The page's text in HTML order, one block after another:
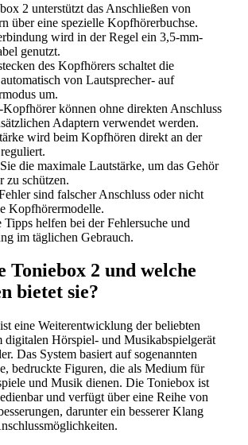
2 unterstützt das Anschließen von
über eine spezielle Kopfhörerbuchse.
wird in der Regel ein 3,5-mm-
genutzt.
des Kopfhörers schaltet die
von Lautsprecher- auf
um.
können ohne direkten Anschluss
Adaptern verwendet werden.
wird beim Kopfhören direkt an der
die maximale Lautstärke, um das Gehör
zu schützen.
sind falscher Anschluss oder nicht
Kopfhörermodelle.
Tipps helfen bei der Fehlersuche und
im täglichen Gebrauch.
Toniebox 2 und welche
bietet sie?
eine Weiterentwicklung der beliebten
digitalen Hörspiel- und Musikabspielgerät
Das System basiert auf sogenannten
bedruckte Figuren, die als Medium für
und Musik dienen. Die Toniebox ist
und verfügt über eine Reihe von
darunter ein besserer Klang